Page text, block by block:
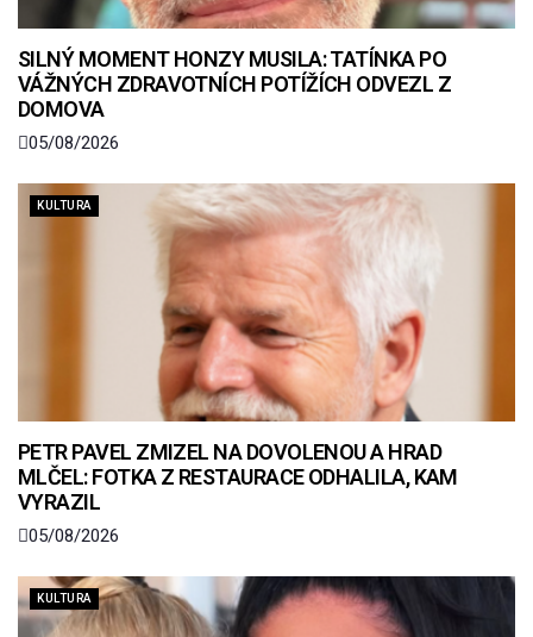
SILNÝ MOMENT HONZY MUSILA: TATÍNKA PO
VÁŽNÝCH ZDRAVOTNÍCH POTÍŽÍCH ODVEZL Z
DOMOVA
05/08/2026
KULTURA
PETR PAVEL ZMIZEL NA DOVOLENOU A HRAD
MLČEL: FOTKA Z RESTAURACE ODHALILA, KAM
VYRAZIL
05/08/2026
KULTURA